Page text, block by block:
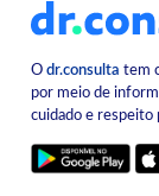
Odr.consulta tem
por meio de
cuidado e respeito